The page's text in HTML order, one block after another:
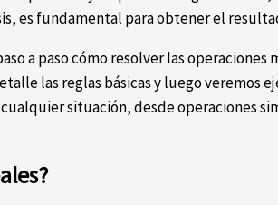
es fundamental para obtener el
a paso cómo resolver las operaciones
las reglas básicas y luego veremos
situación, desde operaciones